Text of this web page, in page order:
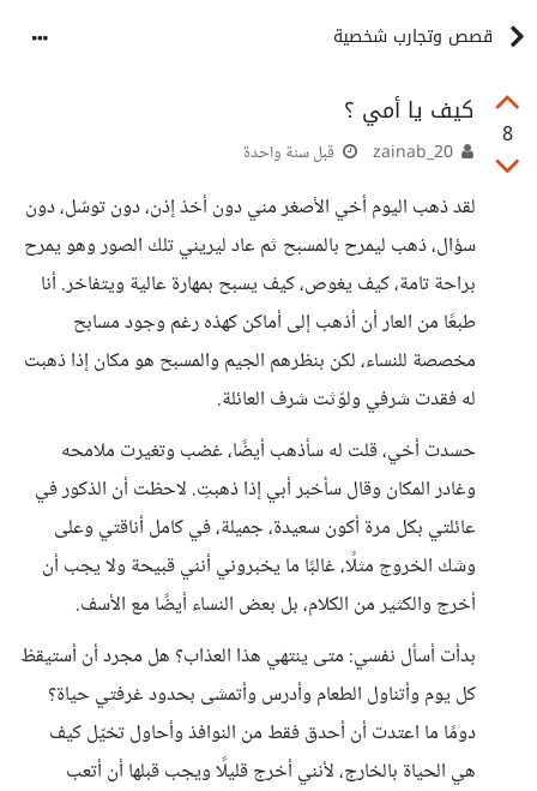
قصص وتجارب شخصية
8
كيف يا أمي ؟
قبل سنة واحدة
لقد ذهب اليوم أخي الأصغر مني دون أخذ إذن، دون توسّل، دون
سؤال، ذهب ليمرح بالمسبح ثم عاد ليريني تلك الصور وهو يمرح
براحة تامة، كيف يغوص، كيف يسبح بمهارة عالية ويتفاخر. أنا
طبعًا من العار أن أذهب إلى أماكن كهذه رغم وجود مسابح
مخصصة للنساء، لكن بنظرهم الجيم والمسبح هو مكان إذا ذهبت
له فقدت شرفي ولوّثت شرف العائلة.
حسدت أخي، قلت له سأذهب أيضًا، غضب وتغيرت ملامحه
وغادر المكان وقال سأخبر أبي إذا ذهبتِ. لاحظت أن الذكور في
عائلتي بكل مرة أكون سعيدة، جميلة، في كامل أناقتي وعلى
وشك الخروج مثلًا، غالبًا ما يخبروني أنني قبيحة ولا يجب أن
أخرج والكثير من الكلام، بل بعض النساء أيضًا مع الأسف.
بدأت أسأل نفسي: متى ينتهي هذا العذاب؟ هل مجرد أن أستيقظ
كل يوم وأتناول الطعام وأدرس وأتمشى بحدود غرفتي حياة؟
دومًا ما اعتدت أن أحدق فقط من النوافذ وأحاول تخيّل كيف
هي الحياة بالخارج، لأنني أخرج قليلًا ويجب قبلها أن أتعب